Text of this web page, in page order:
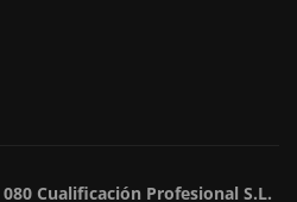
Cualificación Profesional S.L.